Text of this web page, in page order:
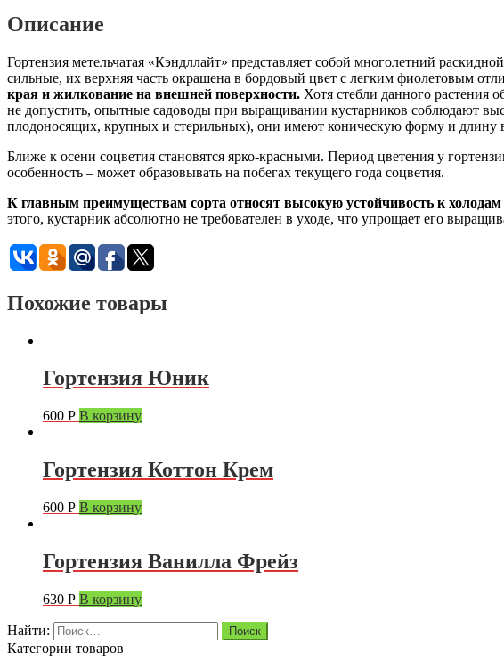
Описание
Гортензия метельчатая «Кэндллайт» представляет собой многолетний
сильные, их верхняя часть окрашена в бордовый цвет с легким фиолетовым
края и жилкование на внешней поверхности. Хотя стебли данного растения
не допустить, опытные садоводы при выращивании кустарников соблюдают
плодоносящих, крупных и стерильных), они имеют коническую форму и длину
Ближе к осени соцветия становятся ярко-красными. Период цветения у
особенность – может образовывать на побегах текущего года соцветия.
К главным преимуществам сорта относят высокую устойчивость к холодам
этого, кустарник абсолютно не требователен в уходе, что упрощает его
Похожие товары
Гортензия Юник
600 Р В корзину
Гортензия Коттон Крем
600 Р В корзину
Гортензия Ванилла Фрейз
630 Р В корзину
Найти:
Категории товаров